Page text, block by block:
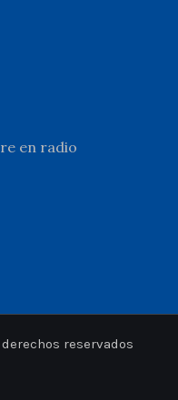
en radio
reservados